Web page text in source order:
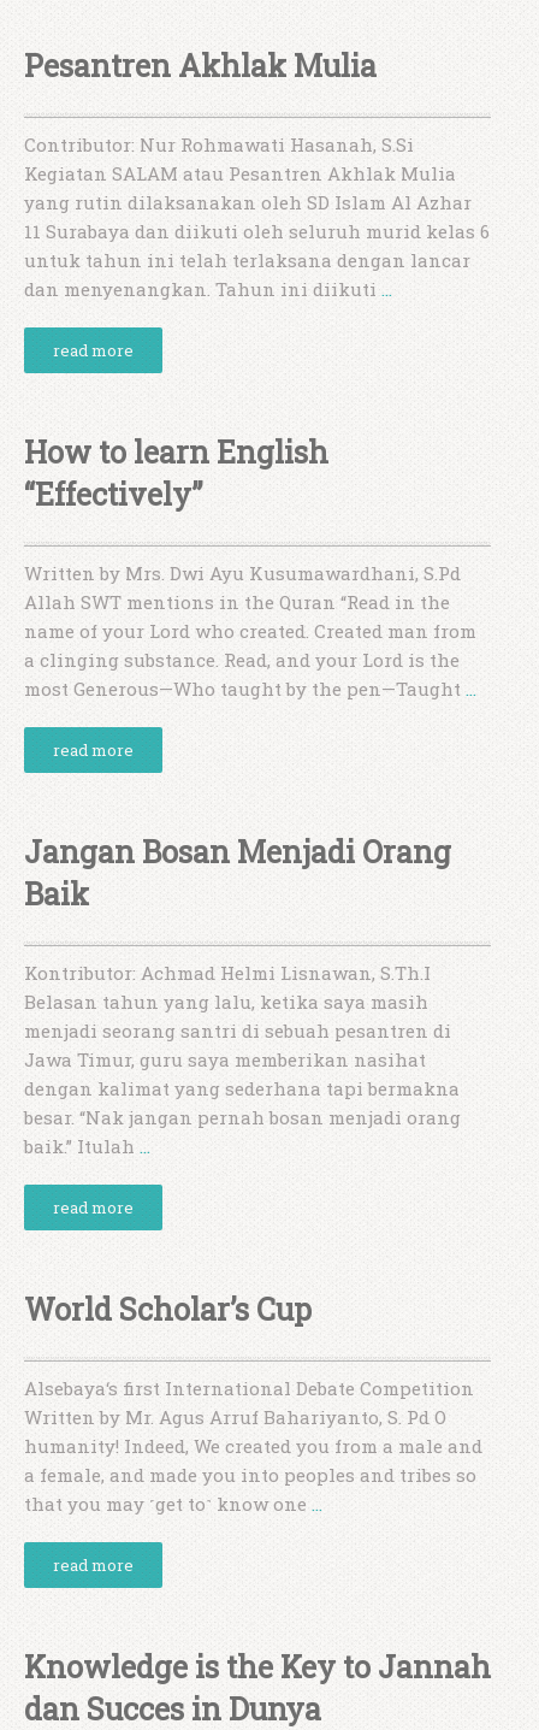
Pesantren Akhlak Mulia
Contributor: Nur Rohmawati Hasanah, S.Si
Kegiatan SALAM atau Pesantren Akhlak Mulia
yang rutin dilaksanakan oleh SD Islam Al Azhar
11 Surabaya dan diikuti oleh seluruh murid kelas 6
untuk tahun ini telah terlaksana dengan lancar
dan menyenangkan. Tahun ini diikuti …
read more
How to learn English
“Effectively”
Written by Mrs. Dwi Ayu Kusumawardhani, S.Pd
Allah SWT mentions in the Quran “Read in the
name of your Lord who created. Created man from
a clinging substance. Read, and your Lord is the
most Generous—Who taught by the pen—Taught …
read more
Jangan Bosan Menjadi Orang
Baik
Kontributor: Achmad Helmi Lisnawan, S.Th.I
Belasan tahun yang lalu, ketika saya masih
menjadi seorang santri di sebuah pesantren di
Jawa Timur, guru saya memberikan nasihat
dengan kalimat yang sederhana tapi bermakna
besar. “Nak jangan pernah bosan menjadi orang
baik.” Itulah …
read more
World Scholar’s Cup
Alsebaya‘s first International Debate Competition
Written by Mr. Agus Arruf Bahariyanto, S. Pd O
humanity! Indeed, We created you from a male and
a female, and made you into peoples and tribes so
that you may ˹get to˺ know one …
read more
Knowledge is the Key to Jannah
dan Succes in Dunya